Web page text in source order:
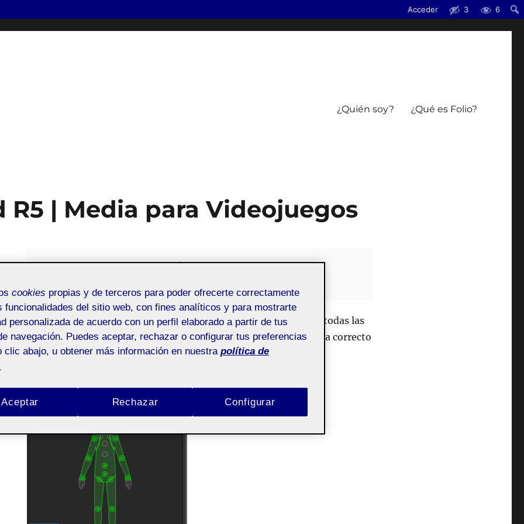
Acceder 3 6
¿Quién soy? ¿Qué es Folio?
| Media para Videojuegos
Mèdia per a Videojocs - Aula 1 |
Pública
En primer lugar, para llevar a cabo esta actividad, se exportaron todas las
animaciones de ambos robots a Unity, verificando que el rig fuera correcto
en cada una de ellas.
cookies propias y de terceros para poder ofrecerte correctamente
funcionalidades del sitio web, con fines analíticos y para mostrarte
personalizada de acuerdo con un perfil elaborado a partir de tus
navegación. Puedes aceptar, rechazar o configurar tus preferencias
clic abajo, u obtener más información en nuestra política de
Rechazar
Aceptar Configurar